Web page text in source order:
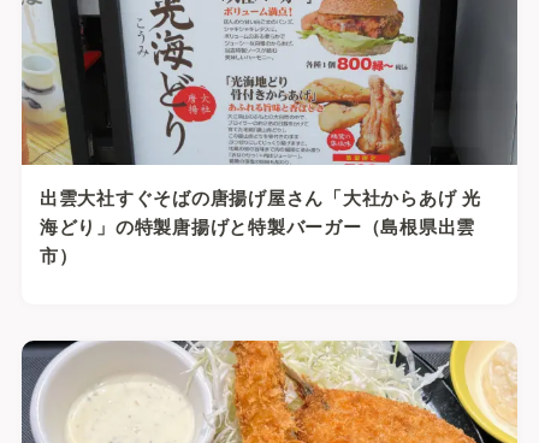
出雲大社すぐそばの唐揚げ屋さん「大社からあげ 光
海どり」の特製唐揚げと特製バーガー（島根県出雲
市）